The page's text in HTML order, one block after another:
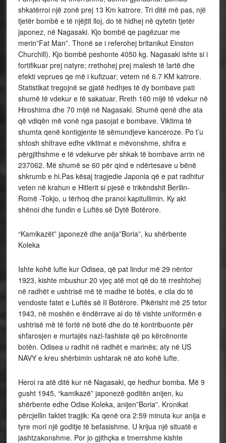
shkatërroi një zonë prej 13 Km katrore. Tri ditë më pas, një
tjetër bombë e të njëjtit lloj, do të hidhej në qytetin tjetër
japonez, në Nagasaki. Kjo bombë qe pagëzuar me
merin”Fat Man”. Thonë se i referohej britanikut Einston
Churchill). Kjo bombë peshonte 4050 kg. Nagasaki ishte si i
fortifikuar prej natyre; rrethohej prej malesh të lartë dhe
efekti veprues qe më i kufizuar; vetem në 6.7 KM katrore.
Statistikat tregojnë se gjatë hedhjes të dy bombave pati
shumë të vdekur e të sakatuar. Rreth 160 mijë të vdekur në
Hiroshima dhe 70 mijë në Nagasaki. Shumë qenë dhe ata
që vdiqën më vonë nga pasojat e bombave. Viktima të
shumta qenë kontigjente të sëmundjeve kanceroze. Po t’u
shtosh shifrave edhe viktimat e mëvonshme, shifra e
përgjithshme e të vdekurve për shkak të bombave arrin në
237062. Më shumë se 60 për qind e ndërtesave u bënë
shkrumb e hi.Pas kësaj tragjedie Japonia që e pat radhitur
veten në krahun e Hitlerit si pjesë e trikëndshit Berilin-
Romë -Tokjo, u tërhoq dhe pranoi kapitullimin. Ky akt
shënoi dhe fundin e Luftës së Dytë Botërore.
“Kamikazët” japonezë dhe anija”Boria”, ku shërbente
Koleka
Ishte kohë lufte kur Odisea, që pat lindur më 29 nëntor
1923, kishte mbushur 20 vjeç atë mot që do të rreshtohej
në radhët e ushtrisë më të madhe të botës, e cila do të
vendoste fatet e Luftës së II Botërore. Pikërisht më 25 tetor
1943, në moshën e ëndërrave ai do të vishte uniformën e
ushtrisë më të fortë në botë dhe do të kontribuonte për
shfarosjen e murtajës nazi-fashiste që po kërcënonte
botën. Odisea u radhit në radhët e marinës; aty në US
NAVY e kreu shërbimin ushtarak në ato kohë lufte.
Heroi ra atë ditë kur në Nagasaki, qe hedhur bomba. Më 9
gusht 1945, “kamikazë” japonezë goditën anijen, ku
shërbente edhe Odise Koleka, anijen”Boria”. Kronikat
përcjellin faktet tragjik: Ka qenë ora 2:59 minuta kur anija e
tyre mori një goditje të befasishme. U krijua një situatë e
jashtzakonshme. Por jo gjithçka e tmerrshme kishte